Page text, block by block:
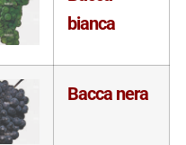
bianca
Bacca nera